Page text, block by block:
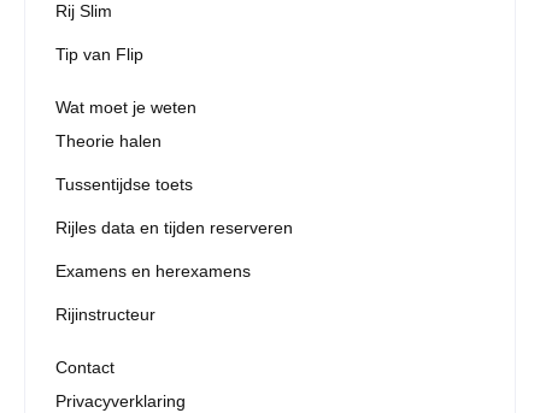
Rij Slim
Tip van Flip
Wat moet je weten
Theorie halen
Tussentijdse toets
Rijles data en tijden reserveren
Examens en herexamens
Rijinstructeur
Contact
Privacyverklaring